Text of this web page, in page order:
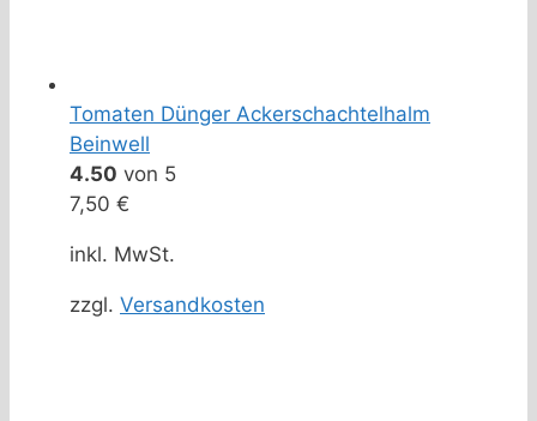
Tomaten Dünger Ackerschachtelhalm
Beinwell
4.50 von 5
7,50 €
inkl. MwSt.
zzgl. Versandkosten